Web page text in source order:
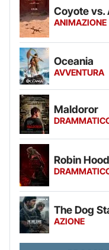
Coyote vs.
ANIMAZIONE
Oceania
AVVENTURA
Maldoror
Robin
The Dog
AZIONE